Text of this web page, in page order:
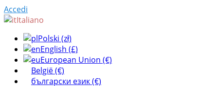
Accedi
Italiano
Polski (zł)
English (£)
European Union (€)
België (€)
български език (€)